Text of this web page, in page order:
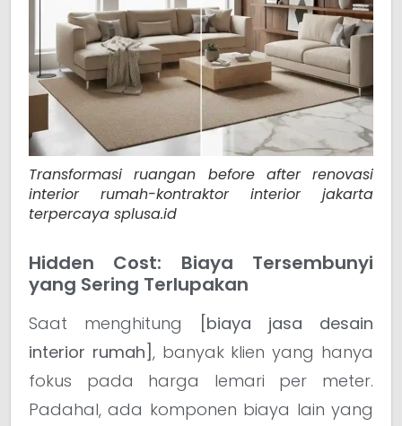
Transformasi ruangan before after renovasi
interior rumah-kontraktor interior jakarta
terpercaya splusa.id
Hidden Cost: Biaya Tersembunyi
yang Sering Terlupakan
Saat menghitung
[biaya jasa desain
interior rumah], banyak klien yang hanya
fokus pada harga lemari per meter.
Padahal, ada komponen biaya lain yang